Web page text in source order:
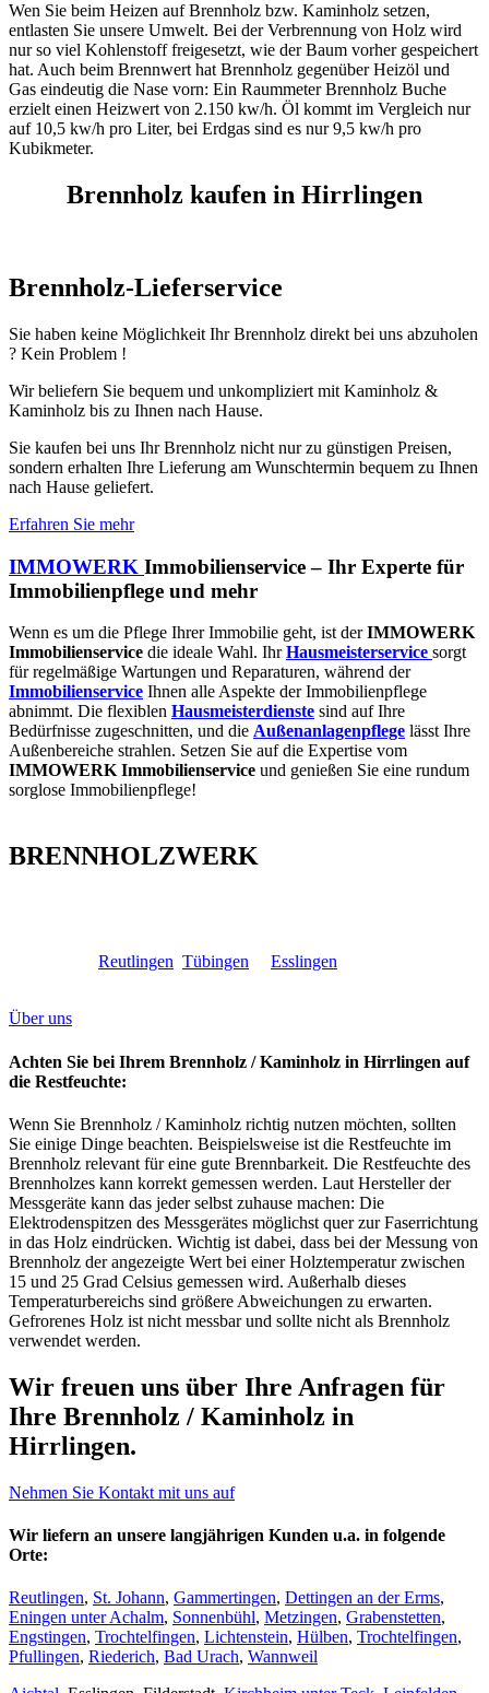
Wen Sie beim Heizen auf Brennholz bzw. Kaminholz setzen,
entlasten Sie unsere Umwelt. Bei der Verbrennung von Holz wird
nur so viel Kohlenstoff freigesetzt, wie der Baum vorher gespeichert
hat. Auch beim Brennwert hat Brennholz gegenüber Heizöl und
Gas eindeutig die Nase vorn: Ein Raummeter Brennholz Buche
erzielt einen Heizwert von 2.150 kw/h. Öl kommt im Vergleich nur
auf 10,5 kw/h pro Liter, bei Erdgas sind es nur 9,5 kw/h pro
Kubikmeter.
Brennholz kaufen in Hirrlingen
Brennholz-Lieferservice​
Sie haben keine Möglichkeit Ihr Brennholz direkt bei uns abzuholen
? Kein Problem !
Wir beliefern Sie bequem und unkompliziert mit Kaminholz &
Kaminholz bis zu Ihnen nach Hause.
Sie kaufen bei uns Ihr Brennholz nicht nur zu günstigen Preisen,
sondern erhalten Ihre Lieferung am Wunschtermin bequem zu Ihnen
nach Hause geliefert.
Erfahren Sie mehr
IMMOWERK Immobilienservice – Ihr Experte für
Immobilienpflege und mehr
Wenn es um die Pflege Ihrer Immobilie geht, ist derIMMOWERK
Immobilienservice die ideale Wahl. IhrHausmeisterservice sorgt
für regelmäßige Wartungen und Reparaturen, während der
Immobilienservice Ihnen alle Aspekte der Immobilienpflege
abnimmt. Die flexiblen Hausmeisterdienste sind auf Ihre
Bedürfnisse zugeschnitten, und die Außenanlagenpflege lässt Ihre
Außenbereiche strahlen. Setzen Sie auf die Expertise vom
IMMOWERK Immobilienservice und genießen Sie eine rundum
sorglose Immobilienpflege!
BRENNHOLZWERK
Reutlingen Tübingen Esslingen
Über uns
Achten Sie bei Ihrem Brennholz / Kaminholz in Hirrlingen auf
die Restfeuchte:
Wenn Sie Brennholz / Kaminholz richtig nutzen möchten, sollten
Sie einige Dinge beachten. Beispielsweise ist die Restfeuchte im
Brennholz relevant für eine gute Brennbarkeit. Die Restfeuchte des
Brennholzes kann korrekt gemessen werden. Laut Hersteller der
Messgeräte kann das jeder selbst zuhause machen: Die
Elektrodenspitzen des Messgerätes möglichst quer zur Faserrichtung
in das Holz eindrücken. Wichtig ist dabei, dass bei der Messung von
Brennholz der angezeigte Wert bei einer Holztemperatur zwischen
15 und 25 Grad Celsius gemessen wird. Außerhalb dieses
Temperaturbereichs sind größere Abweichungen zu erwarten.
Gefrorenes Holz ist nicht messbar und sollte nicht als Brennholz
verwendet werden.
Wir freuen uns über Ihre Anfragen für
Ihre Brennholz / Kaminholz in
Hirrlingen.
Nehmen Sie Kontakt mit uns auf
Wir liefern an unsere langjährigen Kunden u.a. in folgende
Orte:
Reutlingen, St. Johann, Gammertingen, Dettingen an der Erms,
Eningen unter Achalm, Sonnenbühl, Metzingen, Grabenstetten,
Engstingen, Trochtelfingen, Lichtenstein, Hülben, Trochtelfingen,
Pfullingen, Riederich, Bad Urach, Wannweil